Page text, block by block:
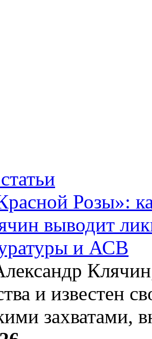
Розы»:
выводит
и АСВ
и известен
захватами,